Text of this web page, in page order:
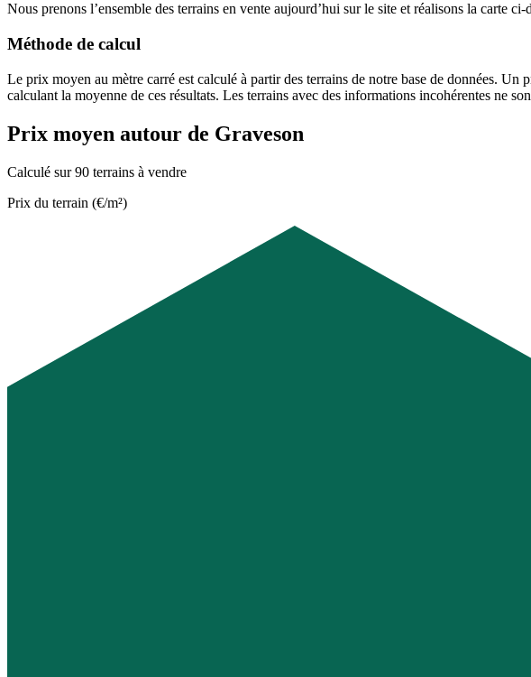
Nous prenons l’ensemble des terrains en vente aujourd’hui sur le site et réalisons la carte
Méthode de calcul
Le prix moyen au mètre carré est calculé à partir des terrains de notre base de données.
calculant la moyenne de ces résultats. Les terrains avec des informations incohérentes ne
Prix moyen autour de Graveson
Calculé sur 90 terrains à vendre
Prix du terrain (€/m²)